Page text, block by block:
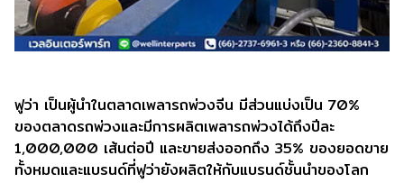
ฟูว่า เป็นผู้นำในตลาดเพลารถพ่วงจีน มีส่วนแบ่งเป็น 70%
ของตลาดรถพ่วงและมีการผลิตเพลารถพ่วงได้ถึงปีละ
1,000,000 เส้นต่อปี และขายส่งออกถึง 35% ของยอดขาย
ทั้งหมดและแบรนด์ที่ฟูว่ายังผลิตให้กับแบรนด์ชั้นนำของโลก